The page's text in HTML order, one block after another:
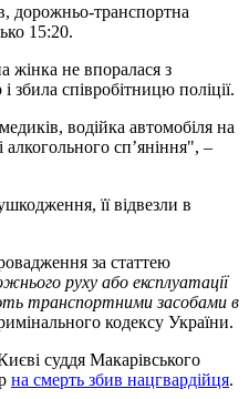
дорожньо-транспортна
15:20.
жінка не впоралася з
збила співробітницю поліції.
водійка автомобіля на
сп’яніння", –
її відвезли в
за статтею
руху або експлуатації
транспортними засобами в
кодексу України.
суддя Макарівського
на смерть збив нацгвардійця.